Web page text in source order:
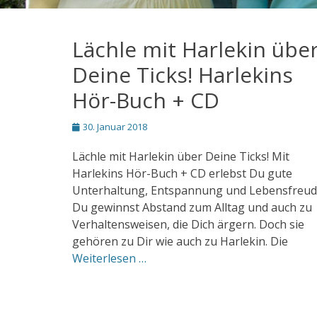
Lächle mit Harlekin
Deine Ticks! Harlekins
Hör-Buch + CD
Posted
30. Januar 2018
Lächle mit Harlekin über Deine Ticks! Mit
Harlekins Hör-Buch + CD erlebst Du gute
Unterhaltung, Entspannung und
Du gewinnst Abstand zum Alltag und auch zu
Verhaltensweisen, die Dich ärgern. Doch sie
gehören zu Dir wie auch zu Harlekin. Die
Weiterlesen …